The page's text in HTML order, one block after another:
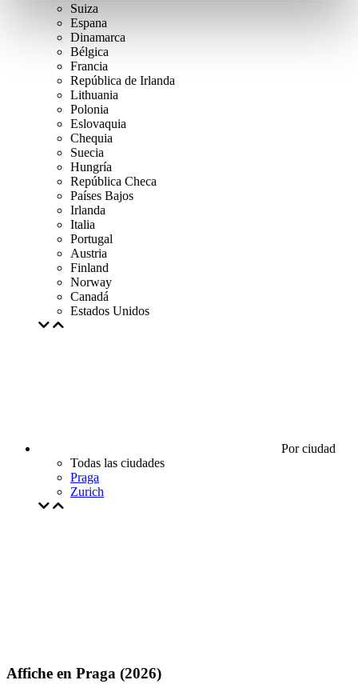
Suiza
Espana
Dinamarca
Bélgica
Francia
República de Irlanda
Lithuania
Polonia
Eslovaquia
Chequia
Suecia
Hungría
República Checa
Países Bajos
Irlanda
Italia
Portugal
Austria
Finland
Norway
Canadá
Estados Unidos
Por ciudad
Todas las ciudades
Praga
Zurich
Affiche en Praga (2026)